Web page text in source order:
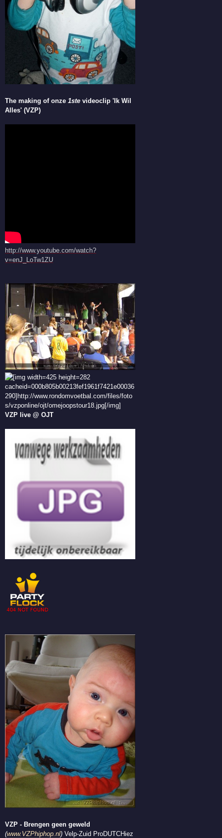
The making of onze1ste videoclip 'Ik Wil
Alles' (VZP)
http://www.youtube.com/watch?
v=enJ_LoTw1ZU
VZP live @ OJT
VZP - Brengen geen geweld
(www.VZPhiphop.nl) Velp-Zuid ProDUTCHiez